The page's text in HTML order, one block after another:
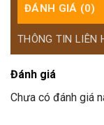
ĐÁNH GIÁ (0)
THÔNG TIN LIÊN
Đánh giá
Chưa có đánh giá